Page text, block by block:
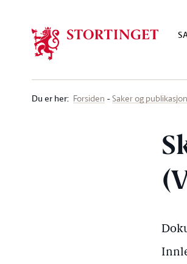
Du er her: Forsiden Saker og